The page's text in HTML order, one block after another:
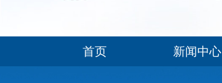
首页 新闻中心